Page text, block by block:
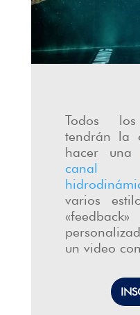
Todos los
tendrán la
hacer una
canal
varios
un video